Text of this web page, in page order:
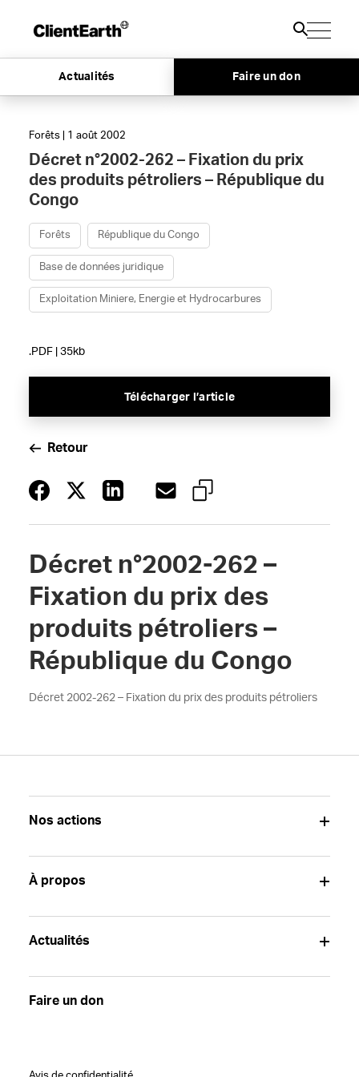
Actualités Faire un don
Forêts | 1 août 2002
Décret n°2002-262 – Fixation du prix
des produits pétroliers – République du
Congo
Forêts République du Congo
Base de données juridique
Exploitation Miniere, Energie et Hydrocarbures
.PDF | 35kb
Télécharger l’article
Retour
Décret n°2002-262 –
Fixation du prix des
produits pétroliers –
République du Congo
Décret 2002-262 – Fixation du prix des produits pétroliers
Nos actions
À propos
Actualités
Faire un don